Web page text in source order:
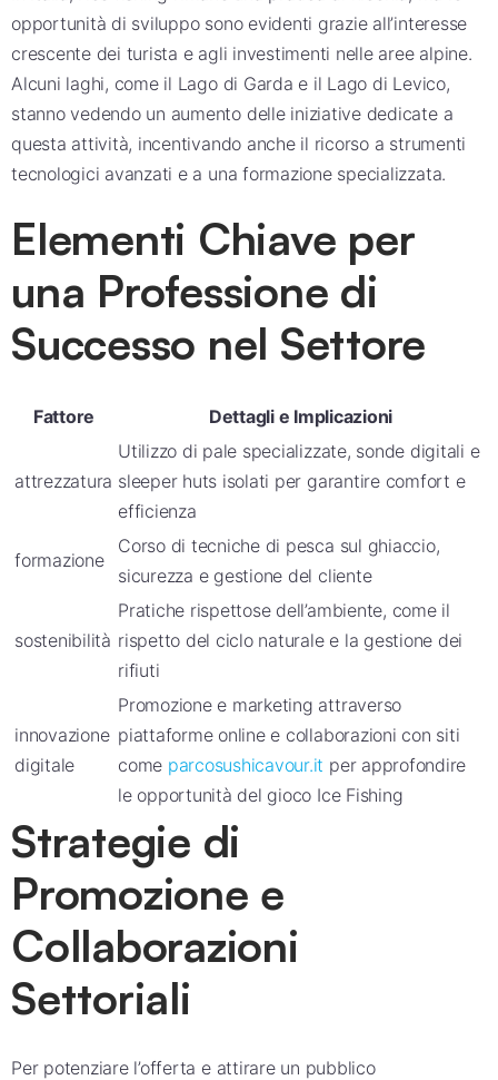
opportunità di sviluppo sono evidenti grazie all’interesse
crescente dei turista e agli investimenti nelle aree alpine.
Alcuni laghi, come il Lago di Garda e il Lago di Levico,
stanno vedendo un aumento delle iniziative dedicate a
questa attività, incentivando anche il ricorso a strumenti
tecnologici avanzati e a una formazione specializzata.
Elementi Chiave per
una Professione di
Successo nel Settore
Fattore Dettagli e Implicazioni
attrezzatura
Utilizzo di pale specializzate, sonde digitali e
sleeper huts isolati per garantire comfort e
efficienza
formazione
Corso di tecniche di pesca sul ghiaccio,
sicurezza e gestione del cliente
sostenibilità
Pratiche rispettose dell’ambiente, come il
rispetto del ciclo naturale e la gestione dei
rifiuti
innovazione
digitale
Promozione e marketing attraverso
piattaforme online e collaborazioni con siti
come parcosushicavour.it per approfondire
le opportunità del gioco Ice Fishing
Strategie di
Promozione e
Collaborazioni
Settoriali
Per potenziare l’offerta e attirare un pubblico